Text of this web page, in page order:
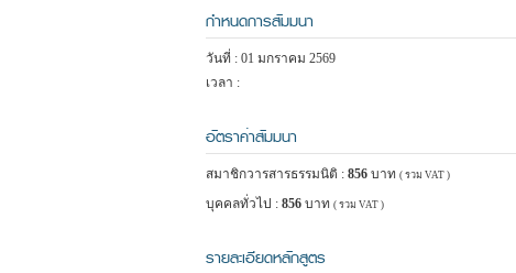
กำหนดการสัมมนา
วันที่ : 01 มกราคม 2569
เวลา :
อัตราค่าสัมมนา
สมาชิกวารสารธรรมนิติ : 856 บาท ( รวม VAT )
บุคคลทั่วไป : 856 บาท ( รวม VAT )
รายละเอียดหลักสูตร